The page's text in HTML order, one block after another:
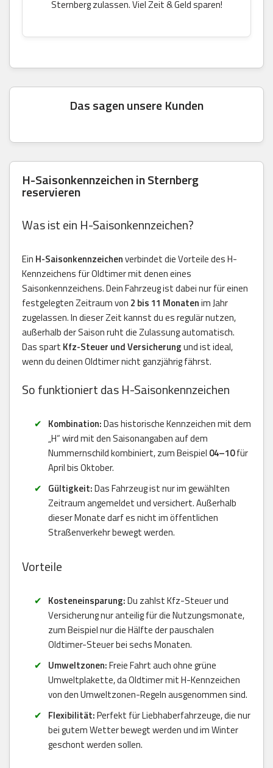
Sternberg zulassen. Viel Zeit & Geld sparen!
Das sagen unsere Kunden
H-Saisonkennzeichen in Sternberg
reservieren
Was ist ein H-Saisonkennzeichen?
Ein H-Saisonkennzeichenverbindet die Vorteile des H-
Kennzeichens für Oldtimer mit denen eines
Saisonkennzeichens. Dein Fahrzeug ist dabei nur für einen
festgelegten Zeitraum von 2 bis 11 Monatenim Jahr
zugelassen. In dieser Zeit kannst du es regulär nutzen,
außerhalb der Saison ruht die Zulassung automatisch.
Das spart Kfz-Steuer und Versicherungund ist ideal,
wenn du deinen Oldtimer nicht ganzjährig fährst.
So funktioniert das H-Saisonkennzeichen
Kombination:Das historische Kennzeichen mit dem
„H“ wird mit den Saisonangaben auf dem
Nummernschild kombiniert, zum Beispiel 04–10für
April bis Oktober.
Gültigkeit:Das Fahrzeug ist nur im gewählten
Zeitraum angemeldet und versichert. Außerhalb
dieser Monate darf es nicht im öffentlichen
Straßenverkehr bewegt werden.
Vorteile
Kosteneinsparung:Du zahlst Kfz-Steuer und
Versicherung nur anteilig für die Nutzungsmonate,
zum Beispiel nur die Hälfte der pauschalen
Oldtimer-Steuer bei sechs Monaten.
Umweltzonen:Freie Fahrt auch ohne grüne
Umweltplakette, da Oldtimer mit H-Kennzeichen
von den Umweltzonen-Regeln ausgenommen sind.
Flexibilität:Perfekt für Liebhaberfahrzeuge, die nur
bei gutem Wetter bewegt werden und im Winter
geschont werden sollen.